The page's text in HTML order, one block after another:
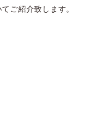
ご紹介致します。